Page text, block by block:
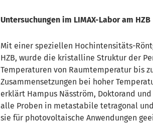
Untersuchungen im LIMAX-Labor am HZB
Mit einer speziellen Hochintensitäts-
HZB, wurde die kristalline Struktur der
Temperaturen von Raumtemperatur bis
Zusammensetzungen bei hoher
erklärt Hampus Näsström, Doktorand
alle Proben in metastabile tetragonal
sie für photovoltaische Anwendungen